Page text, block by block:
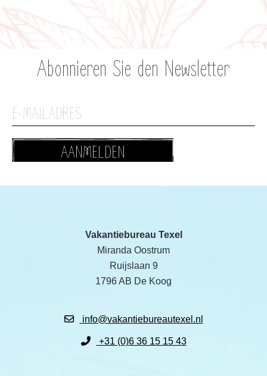
Abonnieren Sie den Newsletter
AANMELDEN
Vakantiebureau Texel
Miranda Oostrum
Ruijslaan 9
1796 AB De Koog
info@vakantiebureautexel.nl
+31 (0)6 36 15 15 43